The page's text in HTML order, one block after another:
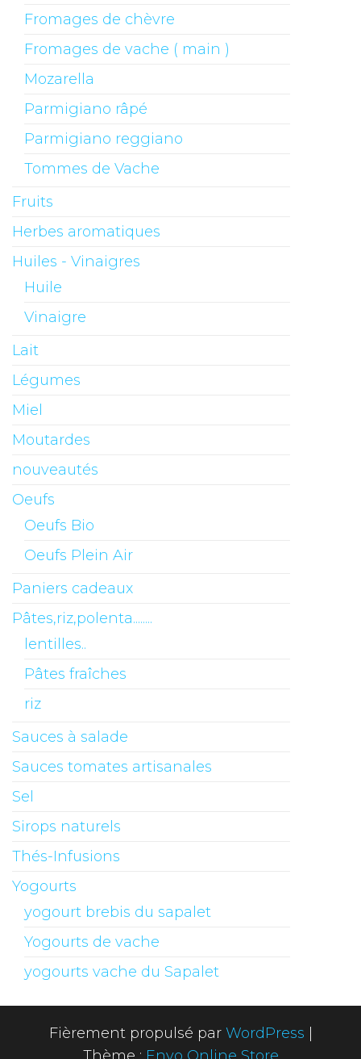
Fromages de chèvre
Fromages de vache ( main )
Mozarella
Parmigiano râpé
Parmigiano reggiano
Tommes de Vache
Fruits
Herbes aromatiques
Huiles - Vinaigres
Huile
Vinaigre
Lait
Légumes
Miel
Moutardes
nouveautés
Oeufs
Oeufs Bio
Oeufs Plein Air
Paniers cadeaux
Pâtes,riz,polenta........
lentilles..
Pâtes fraîches
riz
Sauces à salade
Sauces tomates artisanales
Sel
Sirops naturels
Thés-Infusions
Yogourts
yogourt brebis du sapalet
Yogourts de vache
yogourts vache du Sapalet
Fièrement propulsé par WordPress